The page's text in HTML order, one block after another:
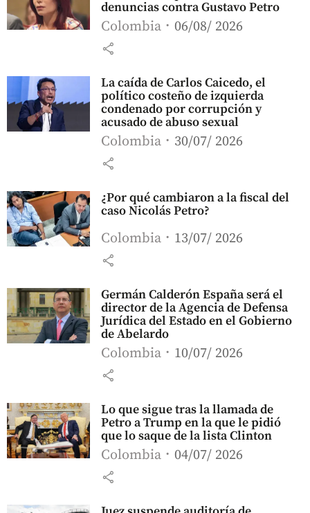
denuncias contra Gustavo Petro
Colombia 06/08/ 2026
share
La caída de Carlos Caicedo, el
político costeño de izquierda
condenado por corrupción y
acusado de abuso sexual
Colombia 30/07/ 2026
share
¿Por qué cambiaron a la fiscal del
caso Nicolás Petro?
Colombia 13/07/ 2026
share
Germán Calderón España será el
director de la Agencia de Defensa
Jurídica del Estado en el Gobierno
de Abelardo
Colombia 10/07/ 2026
share
Lo que sigue tras la llamada de
Petro a Trump en la que le pidió
que lo saque de la lista Clinton
Colombia 04/07/ 2026
share